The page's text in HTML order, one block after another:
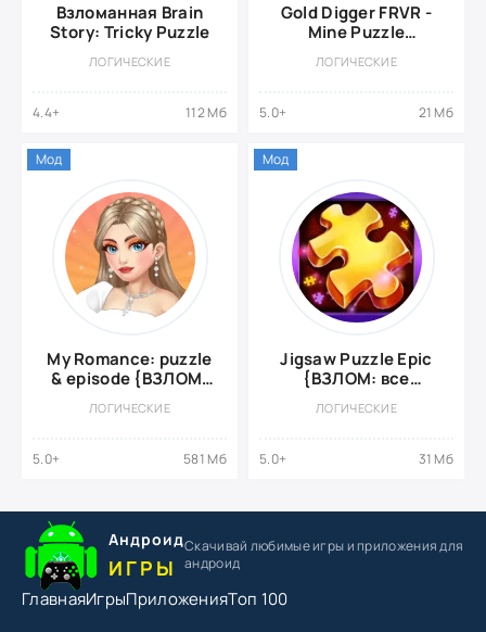
Взломанная Brain
Story: Tricky Puzzle
ЛОГИЧЕСКИЕ
4.4+ 112 Мб
Gold Digger FRVR -
Mine Puzzle
рекламы}
ЛОГИЧЕСКИЕ
5.0+ 21 Мб
My Romance: puzzle
& episode {ВЗЛОМ,
ЛОГИЧЕСКИЕ
5.0+ 581 Мб
Мод
Jigsaw Puzzle Epic
{ВЗЛОМ: все
ЛОГИЧЕСКИЕ
5.0+ 31 Мб
Мод
Андроид
ИГРЫ
Скачивай любимые игрыи приложения для
андроид
ГлавнаяИгрыПриложенияТоп 100